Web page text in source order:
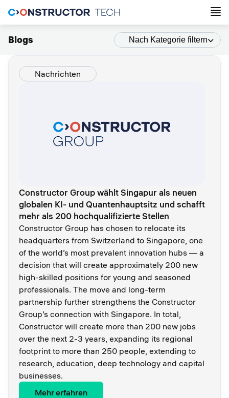
Blogs Nach Kategorie filtern
Nachrichten
Constructor Group wählt Singapur als neuen
globalen KI- und Quantenhauptsitz und schafft
mehr als 200 hochqualifizierte Stellen
Constructor Group has chosen to relocate its
headquarters from Switzerland to Singapore, one
of the world’s most prevalent innovation hubs — a
decision that will create approximately 200 new
high-skilled positions for young and seasoned
professionals. The move and long-term
partnership further strengthens the Constructor
Group’s connection with Singapore. In total,
Constructor will create more than 200 new jobs
over the next 2-3 years, expanding its regional
footprint to more than 250 people, extending to
research, education, deep technology and capital
businesses.
Mehr erfahren